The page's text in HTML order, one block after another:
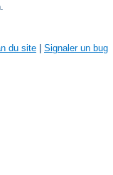
du site | Signaler un bug